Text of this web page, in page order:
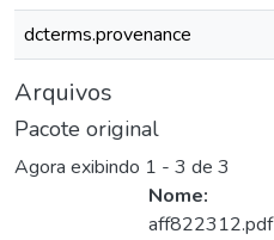
dcterms.provenance
Arquivos
Pacote original
Agora exibindo 1 - 3 de 3
Nome:
aff822312.pdf